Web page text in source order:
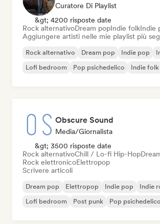
Curatore Di Playlist
&gt; 4200 risposte date
Rock alternativoDream popIndie folkIndie
Aggiungere artisti nelle mie playlist più
Rock alternativo Dream pop Indie pop
Lofi bedroom
Pop psichedelico Indie folk
Obscure Sound
Media/Giornalista
&gt; 3500 risposte date
Rock alternativoChill / Lo-fi Hip-Hop
Rock elettronicoElettropop
Scrivere articoli
Dream pop Elettropop Indie pop
Indie
Lofi bedroom
Post punk Pop psichedelico